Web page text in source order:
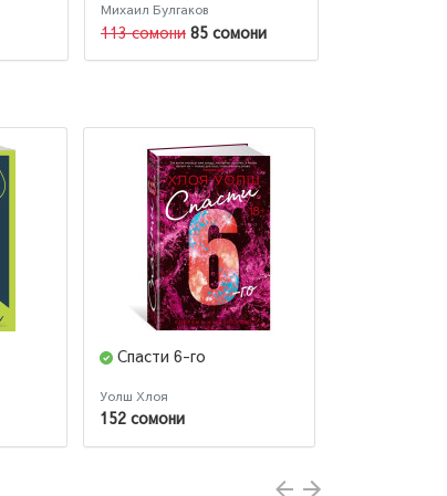
Михаил Булгаков
113 сомони 85 сомони
Спасти 6-го
Уолш Хлоя
152 сомони